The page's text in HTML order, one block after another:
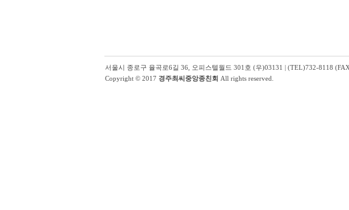
서울시 종로구 율곡로6길 36, 오피스텔월드 301호 (우)03131 | (TEL)732-8118
Copyright © 2017 경주최씨중앙종친회 All rights reserved.